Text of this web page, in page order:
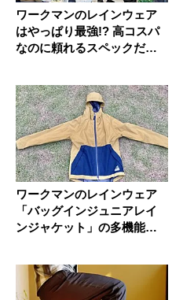
ワークマンのレインウェア
はやっぱり最強!? 高コスパ
なのに頼れるスペックだっ
ワークマンのレインウェア
「バッグインジュニアレイ
ンジャケット」の多機能ぶ